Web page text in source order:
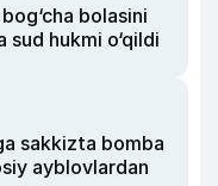
bolasini
hukmi o‘qildi
sakkizta bomba
ayblovlardan